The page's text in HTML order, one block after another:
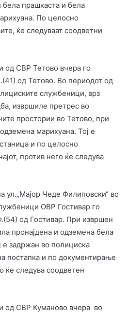
прашкаста и бела
По целосно
ќе следуваат соодветни
од СВР Тетово вчера го
од Тетово. Во периодот од
службеници, врз
извршиле претрес во
простории во Тетово, при
марихуана. Тој е
и по целосно
против него ќе следува
ул.„Мајор Чеде Филиповски“ во
ОВР Гостивар го
од Гостивар. При извршен
пронајдена и одземена бела
е задржан во полициска
постапка и по документирање
ќе следува соодветен
од СВР Куманово вчера во